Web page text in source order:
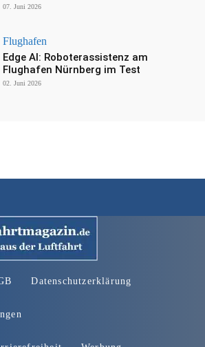
07. Juni 2026
Flughafen
Edge AI: Roboterassistenz am
Flughafen Nürnberg im Test
02. Juni 2026
Datenschutzerklärung